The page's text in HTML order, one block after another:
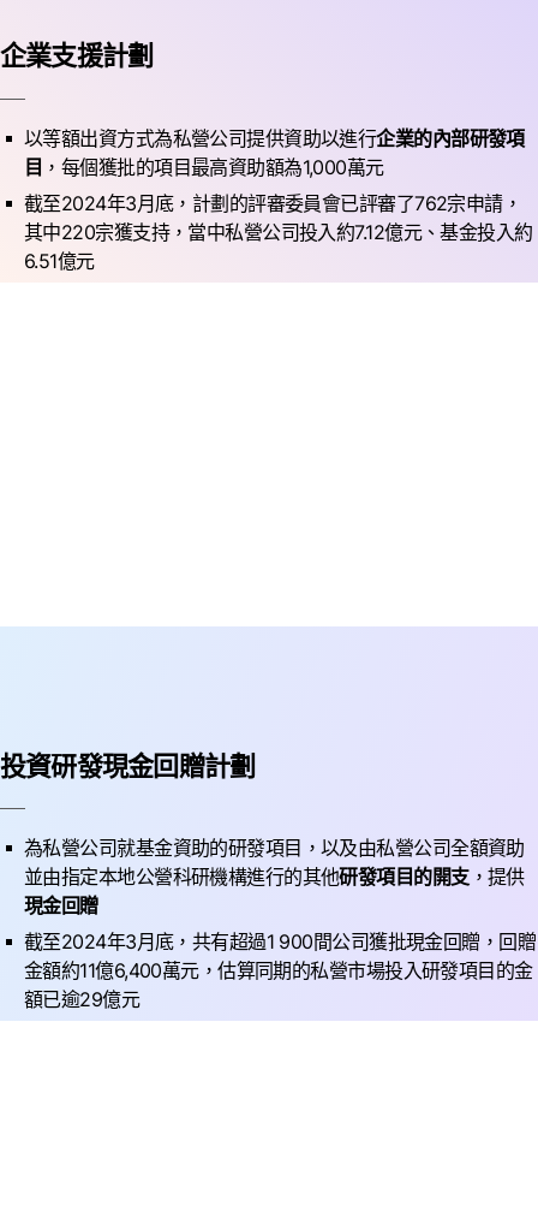
企業支援計劃
以等額出資方式為私營公司提供資助以進行企業的內部研發項
目 ，每個獲批的項目最高資助額為1,000萬元
截至2024年3月底，計劃的評審委員會已評審了762宗申請，
其中220宗獲支持，當中私營公司投入約7.12億元、基金投入約
6.51億元
投資研發現金回贈計劃
為私營公司就基金資助的研發項目，以及由私營公司全額資助
並由指定本地公營科研機構進行的其他研發項目的開支，提供
現金回贈
截至2024年3月底，共有超過1 900間公司獲批現金回贈，回贈
金額約11億6,400萬元，估算同期的私營市場投入研發項目的金
額已逾29億元